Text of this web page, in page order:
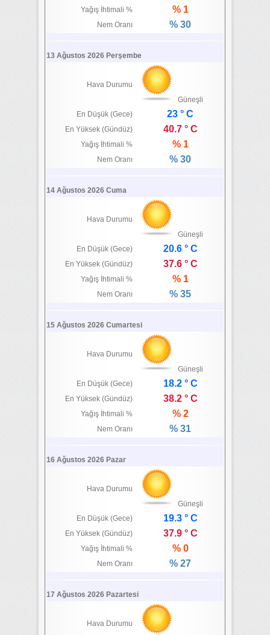
Yağış İhtimali % % 1
Nem Oranı % 30
13 Ağustos 2026 Perşembe
Hava Durumu
Güneşli
En Düşük (Gece)
23 ° C
En Yüksek (Gündüz) 40.7 ° C
Yağış İhtimali % % 1
Nem Oranı % 30
14 Ağustos 2026 Cuma
Hava Durumu
Güneşli
En Düşük (Gece)
20.6 ° C
En Yüksek (Gündüz) 37.6 ° C
Yağış İhtimali % % 1
Nem Oranı % 35
15 Ağustos 2026 Cumartesi
Hava Durumu
Güneşli
En Düşük (Gece)
18.2 ° C
En Yüksek (Gündüz) 38.2 ° C
Yağış İhtimali % % 2
Nem Oranı % 31
16 Ağustos 2026 Pazar
Hava Durumu
Güneşli
En Düşük (Gece)
19.3 ° C
En Yüksek (Gündüz) 37.9 ° C
Yağış İhtimali % % 0
Nem Oranı % 27
17 Ağustos 2026 Pazartesi
Hava Durumu